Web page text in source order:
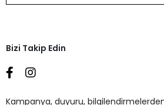
Bizi Takip Edin
Kampanya, duyuru,